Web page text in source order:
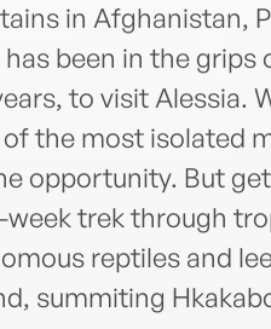
in Afghanistan,
been in the grips
to visit Alessia.
the most isolated
opportunity. But
trek through
reptiles and
summiting